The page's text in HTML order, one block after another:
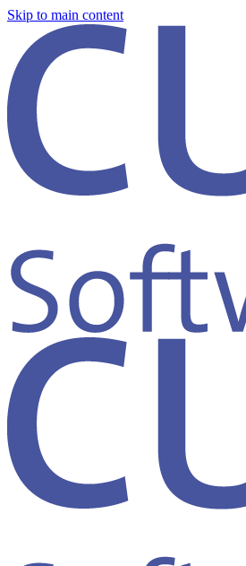
Skip to main content